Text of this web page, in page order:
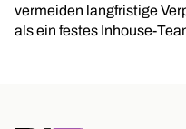
vermeiden langfristige
als ein festes Inhouse-